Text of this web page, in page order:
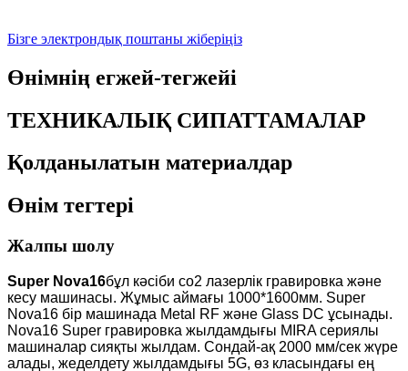
Бізге электрондық поштаны жіберіңіз
Өнімнің егжей-тегжейі
ТЕХНИКАЛЫҚ СИПАТТАМАЛАР
Қолданылатын материалдар
Өнім тегтері
Жалпы шолу
Super Nova16бұл кәсіби co2 лазерлік гравировка және
кесу машинасы. Жұмыс аймағы 1000*1600мм. Super
Nova16 бір машинада Metal RF және Glass DC ұсынады.
Nova16 Super гравировка жылдамдығы MIRA сериялы
машиналар сияқты жылдам. Сондай-ақ 2000 мм/сек жүре
алады, жеделдету жылдамдығы 5G, өз класындағы ең